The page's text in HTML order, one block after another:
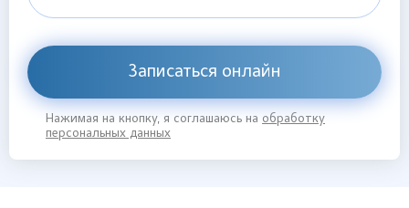
Записаться онлайн
Нажимая на кнопку, я соглашаюсь на обработку
персональных данных